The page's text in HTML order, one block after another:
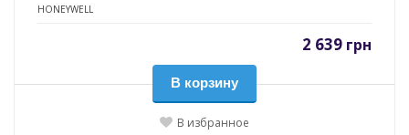
HONEYWELL
2 639 грн
В корзину
В избранное